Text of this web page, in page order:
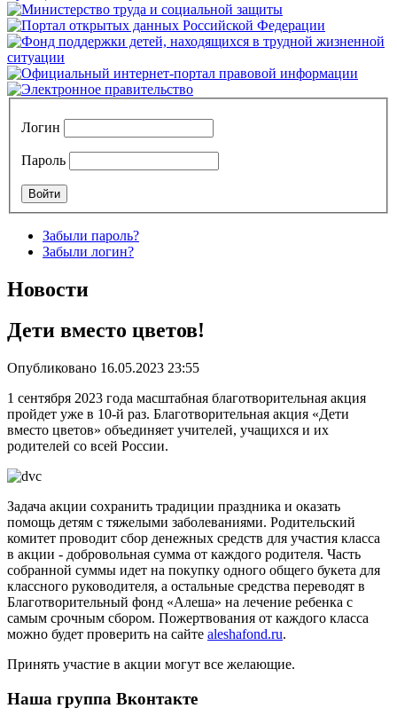
Логин
Пароль
Забыли пароль?
Забыли логин?
Новости
Дети вместо цветов!
Опубликовано 16.05.2023 23:55
1 сентября 2023 года масштабная благотворительная акция
пройдет уже в 10-й раз. Благотворительная акция «Дети
вместо цветов» объединяет учителей, учащихся и их
родителей со всей России.
Задача акции сохранить традиции праздника и оказать
помощь детям с тяжелыми заболеваниями. Родительский
комитет проводит сбор денежных средств для участия класса
в акции - добровольная сумма от каждого родителя. Часть
cобранной суммы идет на покупку одного общего букета для
классного руководителя, а остальные средства переводят в
Благотворительный фонд «Алеша» на лечение ребенка с
самым срочным сбором. Пожертвования от каждого класса
можно будет проверить на сайте aleshafond.ru.
Принять участие в акции могут все желающие.
Наша группа Вконтакте